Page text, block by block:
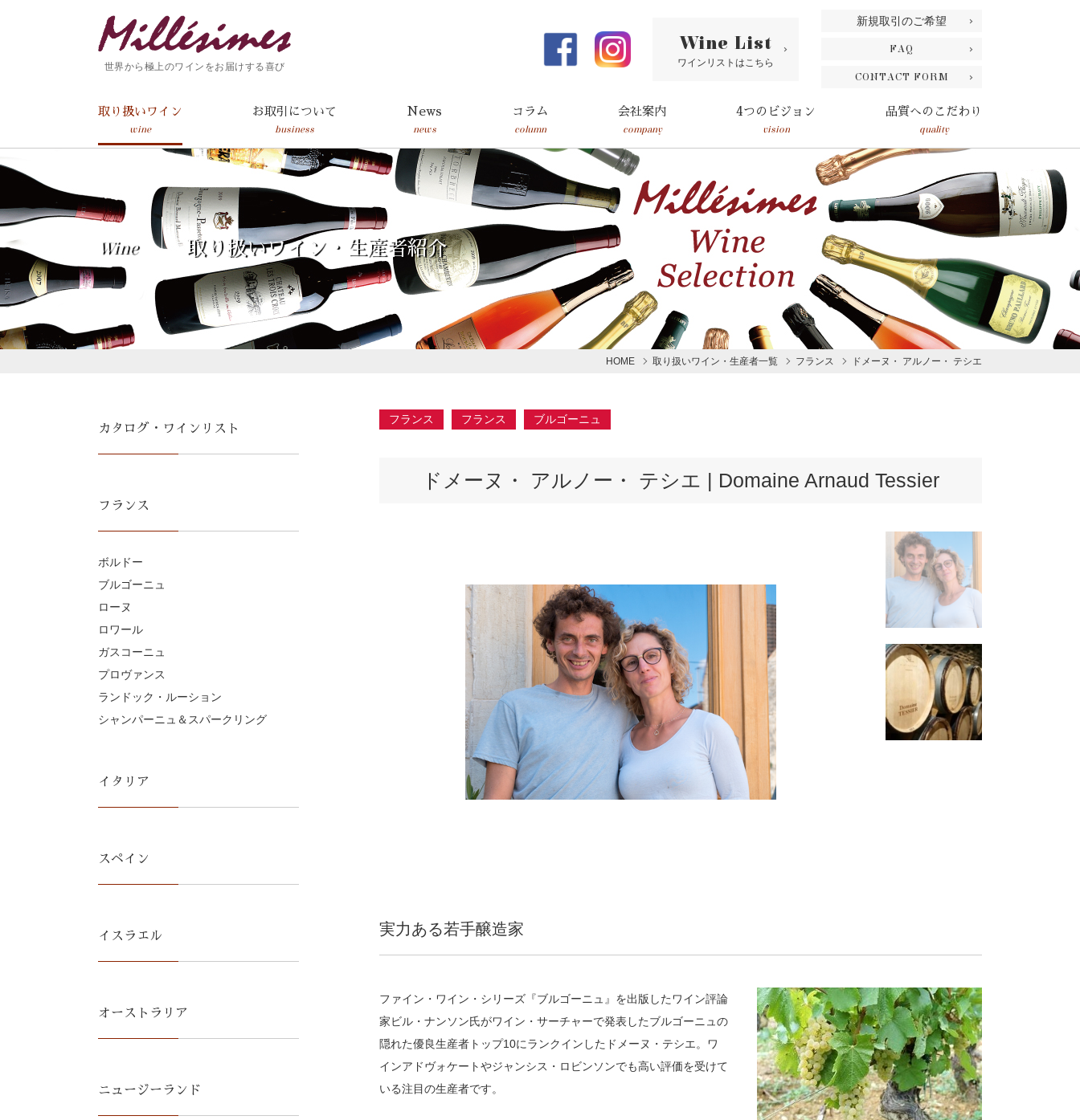
世界から極上のワインをお届けする喜び
Wine List
ワインリストはこちら
新規取引のご希望
FAQ
CONTACT FORM
取り扱いワイン
wine
お取引について
business
News
news
コラム
column
会社案内
company
4つのビジョン
vision
品質へのこだわり
quality
Wine 取り扱いワイン・生産者紹介
HOME 取り扱いワイン・生産者一覧 フランス ドメーヌ・ アルノー・ テシエ
フランス フランス ブルゴーニュ
ドメーヌ・ アルノー・ テシエ | Domaine Arnaud Tessier
実力ある若手醸造家
ファイン・ワイン・シリーズ『ブルゴーニュ』を出版したワイン評論
家ビル・ナンソン氏がワイン・サーチャーで発表したブルゴーニュの
隠れた優良生産者トップ10にランクインしたドメーヌ・テシエ。ワ
インアドヴォケートやジャンシス・ロビンソンでも高い評価を受けて
いる注目の生産者です。
カタログ・ワインリスト
フランス
ボルドー
ブルゴーニュ
ローヌ
ロワール
ガスコーニュ
プロヴァンス
ランドック・ルーション
シャンパーニュ＆スパークリング
イタリア
スペイン
イスラエル
オーストラリア
ニュージーランド